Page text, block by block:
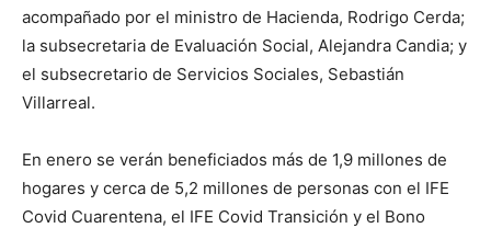
acompañado por el ministro de Hacienda, Rodrigo Cerda;
la subsecretaria de Evaluación Social, Alejandra Candia; y
el subsecretario de Servicios Sociales, Sebastián
Villarreal.
En enero se verán beneficiados más de 1,9 millones de
hogares y cerca de 5,2 millones de personas con el IFE
Covid Cuarentena, el IFE Covid Transición y el Bono